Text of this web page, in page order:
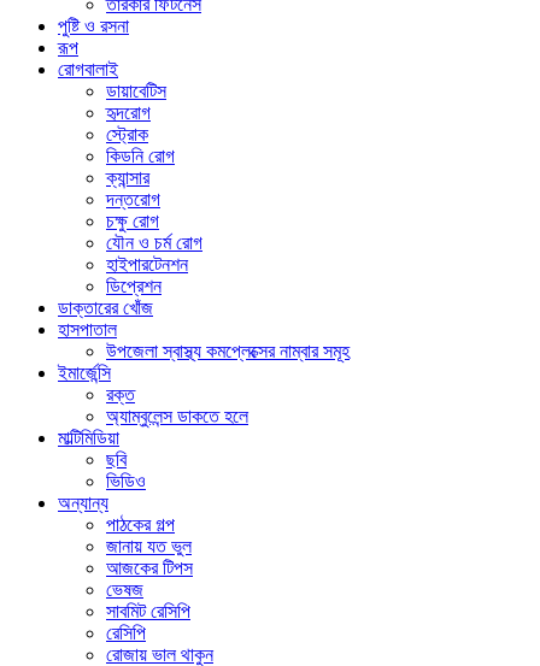
পুষ্টি ও রসনা
রূপ
রোগবালাই
ডায়াবেটিস
হৃদরোগ
স্ট্রোক
কিডনি রোগ
ক্যান্সার
দন্তরোগ
চক্ষু রোগ
যৌন ও চর্ম রোগ
হাইপারটেনশন
ডিপ্রেশন
ডাক্তারের খোঁজ
হাসপাতাল
উপজেলা স্বাস্থ্য কমপ্লেক্সের নাম্বার সমূহ
ইমার্জেন্সি
রক্ত
অ্যাম্বুলেন্স ডাকতে হলে
মাল্টিমিডিয়া
ছবি
ভিডিও
অন্যান্য
পাঠকের গল্প
জানায় যত ভুল
আজকের টিপস
ভেষজ
সাবমিট রেসিপি
রেসিপি
রোজায় ভাল থাকুন